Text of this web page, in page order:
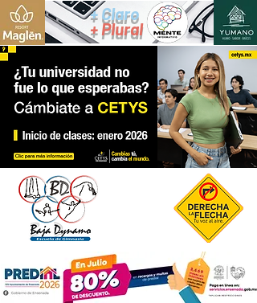
+ Claro
+ Plural